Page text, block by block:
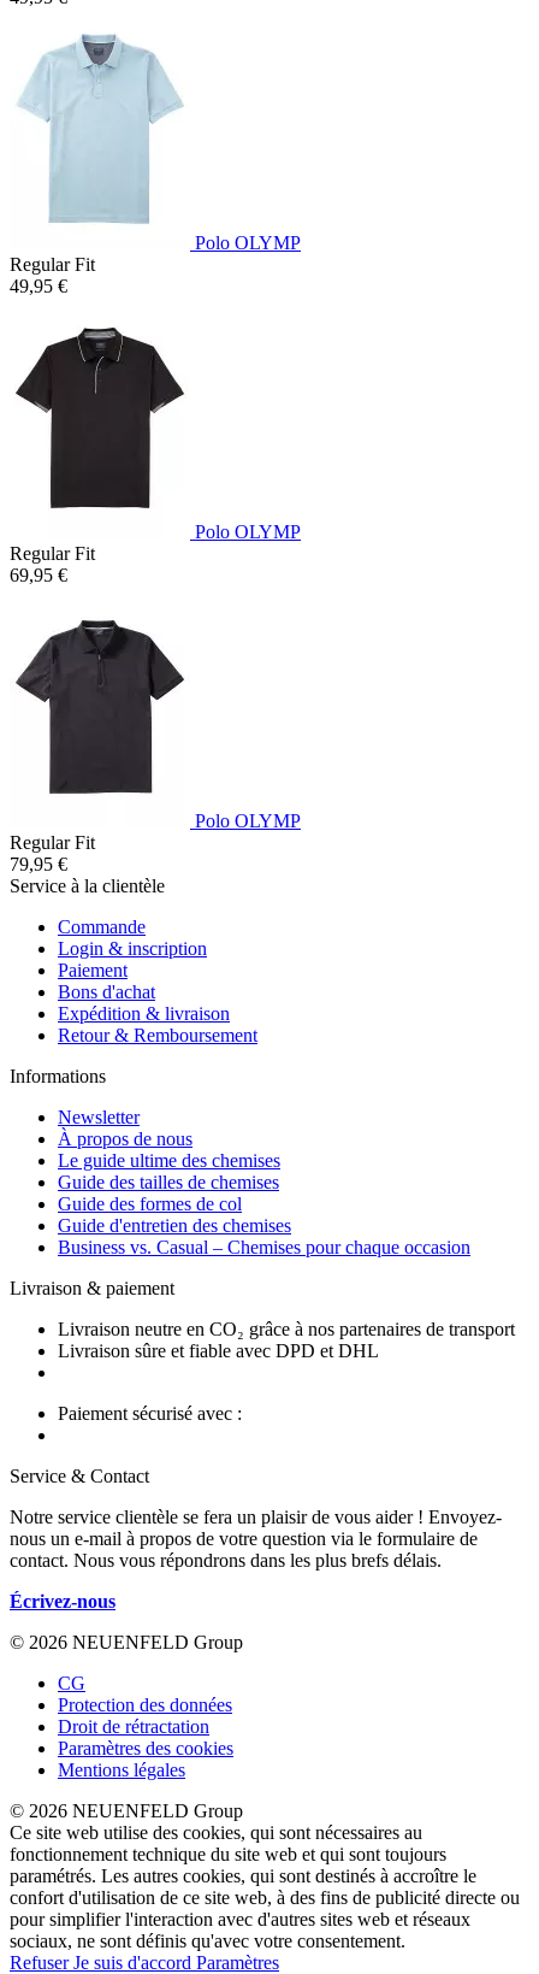
Polo OLYMP
Regular Fit
49,95 €
Polo OLYMP
Regular Fit
69,95 €
Polo OLYMP
Regular Fit
79,95 €
Service à la clientèle
Commande
Login & inscription
Paiement
Bons d'achat
Expédition & livraison
Retour & Remboursement
Informations
Newsletter
À propos de nous
Le guide ultime des chemises
Guide des tailles de chemises
Guide des formes de col
Guide d'entretien des chemises
Business vs. Casual – Chemises pour chaque occasion
Livraison & paiement
Livraison neutre en CO₂ grâce à nos partenaires de transport
Livraison sûre et fiable avec DPD et DHL
Paiement sécurisé avec :
Service & Contact
Notre service clientèle se fera un plaisir de vous aider ! Envoyez-
nous un e-mail à propos de votre question via le formulaire de
contact. Nous vous répondrons dans les plus brefs délais.
Écrivez-nous
© 2026 NEUENFELD Group
CG
Protection des données
Droit de rétractation
Paramètres des cookies
Mentions légales
© 2026 NEUENFELD Group
Ce site web utilise des cookies, qui sont nécessaires au
fonctionnement technique du site web et qui sont toujours
paramétrés. Les autres cookies, qui sont destinés à accroître le
confort d'utilisation de ce site web, à des fins de publicité directe ou
pour simplifier l'interaction avec d'autres sites web et réseaux
sociaux, ne sont définis qu'avec votre consentement.
RefuserJe suis d'accord Paramètres